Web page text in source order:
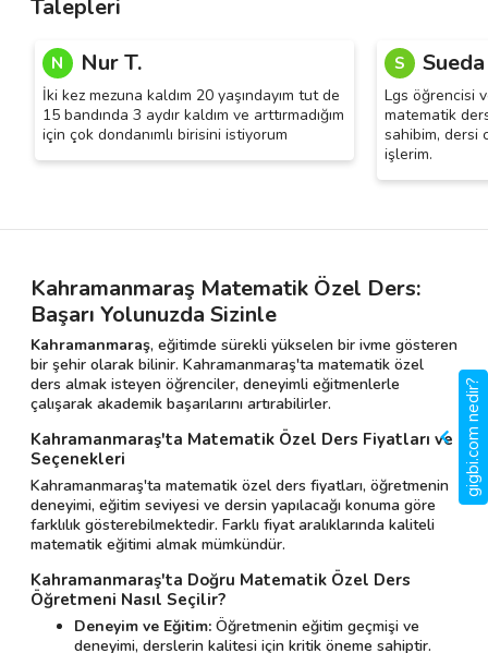
Talepleri
N Nur T.
İki kez mezuna kaldım 20 yaşındayım tut de
15 bandında 3 aydır kaldım ve arttırmadığım
için çok dondanımlı birisini istiyorum
S
Lgs öğrencisi
matematik
sahibim, dersi
işlerim.
Kahramanmaraş Matematik Özel Ders:
Başarı Yolunuzda Sizinle
Kahramanmaraş, eğitimde sürekli yükselen bir ivme gösteren
bir şehir olarak bilinir. Kahramanmaraş'ta matematik özel
ders almak isteyen öğrenciler, deneyimli eğitmenlerle
çalışarak akademik başarılarını artırabilirler.
Kahramanmaraş'ta Matematik Özel Ders Fiyatları ve
Seçenekleri
Kahramanmaraş'ta matematik özel ders fiyatları, öğretmenin
deneyimi, eğitim seviyesi ve dersin yapılacağı konuma göre
farklılık gösterebilmektedir. Farklı fiyat aralıklarında kaliteli
matematik eğitimi almak mümkündür.
Kahramanmaraş'ta Doğru Matematik Özel Ders
Öğretmeni Nasıl Seçilir?
Deneyim ve Eğitim: Öğretmenin eğitim geçmişi ve
deneyimi, derslerin kalitesi için kritik öneme sahiptir.
gigbi.com nedir?